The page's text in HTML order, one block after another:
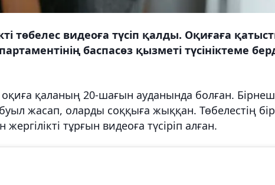
төбелес видеоға түсіп қалды. Оқиғаға
баспасөз қызметі түсініктеме
оқиға қаланың 20-шағын ауданында болған.
жасап, оларды соққыға жыққан. Төбелестің бір
тұрғын видеоға түсіріп алған.